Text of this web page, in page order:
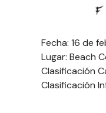
Fecha: 16 de
Lugar: Beach
Clasificación
Clasificación